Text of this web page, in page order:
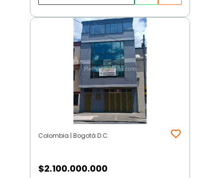
Colombia | Bogotá D.C.
$2.100.000.000